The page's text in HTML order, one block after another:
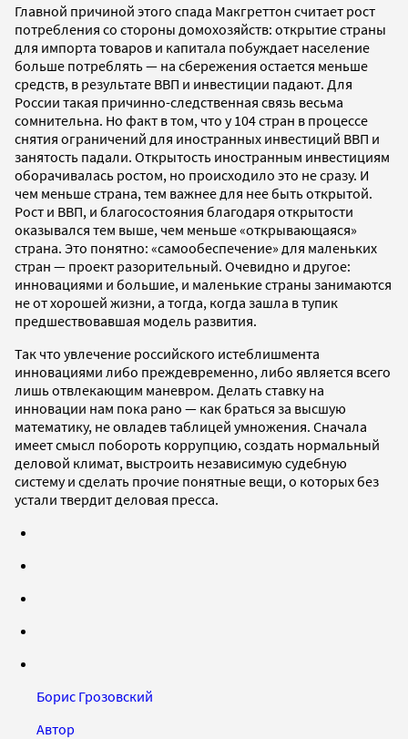
Главной причиной этого спада Макгреттон считает рост
потребления со стороны домохозяйств: открытие страны
для импорта товаров и капитала побуждает население
больше потреблять — на сбережения остается меньше
средств, в результате ВВП и инвестиции падают. Для
России такая причинно-следственная связь весьма
сомнительна. Но факт в том, что у 104 стран в процессе
снятия ограничений для иностранных инвестиций ВВП и
занятость падали. Открытость иностранным инвестициям
оборачивалась ростом, но происходило это не сразу. И
чем меньше страна, тем важнее для нее быть открытой.
Рост и ВВП, и благосостояния благодаря открытости
оказывался тем выше, чем меньше «открывающаяся»
страна. Это понятно: «самообеспечение» для маленьких
стран — проект разорительный. Очевидно и другое:
инновациями и большие, и маленькие страны занимаются
не от хорошей жизни, а тогда, когда зашла в тупик
предшествовавшая модель развития.
Так что увлечение российского истеблишмента
инновациями либо преждевременно, либо является всего
лишь отвлекающим маневром. Делать ставку на
инновации нам пока рано — как браться за высшую
математику, не овладев таблицей умножения. Сначала
имеет смысл побороть коррупцию, создать нормальный
деловой климат, выстроить независимую судебную
систему и сделать прочие понятные вещи, о которых без
устали твердит деловая пресса.
Борис Грозовский
Автор